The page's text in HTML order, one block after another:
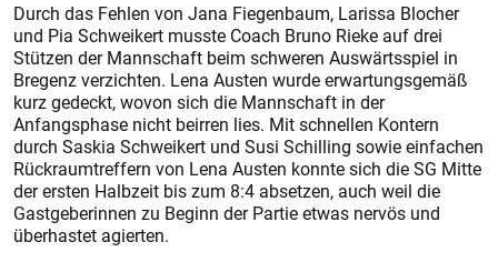
Durch das Fehlen von Jana Fiegenbaum, Larissa Blocher
und Pia Schweikert musste Coach Bruno Rieke auf drei
Stützen der Mannschaft beim schweren Auswärtsspiel in
Bregenz verzichten. Lena Austen wurde erwartungsgemäß
kurz gedeckt, wovon sich die Mannschaft in der
Anfangsphase nicht beirren lies. Mit schnellen Kontern
durch Saskia Schweikert und Susi Schilling sowie einfachen
Rückraumtreffern von Lena Austen konnte sich die SG Mitte
der ersten Halbzeit bis zum 8:4 absetzen, auch weil die
Gastgeberinnen zu Beginn der Partie etwas nervös und
überhastet agierten.